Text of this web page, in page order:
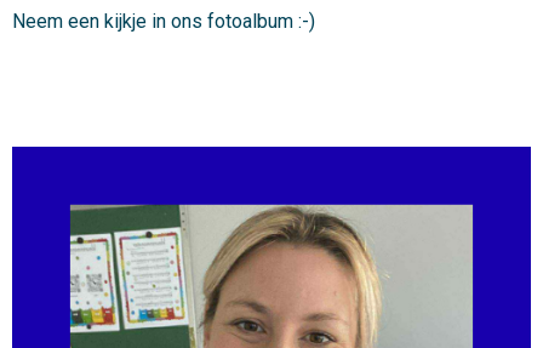
Neem een kijkje in ons fotoalbum :-)